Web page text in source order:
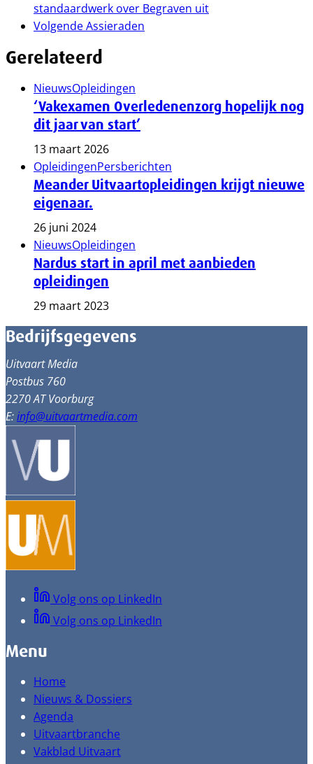
standaardwerk over Begraven uit
VolgendeAssieraden
Gerelateerd
NieuwsOpleidingen
‘Vakexamen Overledenenzorg hopelijk nog
dit jaar van start’
13 maart 2026
OpleidingenPersberichten
Meander Uitvaartopleidingen krijgt nieuwe
eigenaar.
26 juni 2024
NieuwsOpleidingen
Nardus start in april met aanbieden
opleidingen
29 maart 2023
Bedrijfsgegevens
Uitvaart Media
Postbus 760
2270 AT Voorburg
E:info@uitvaartmedia.com
Volg ons op LinkedIn
Volg ons op LinkedIn
Menu
Home
Nieuws & Dossiers
Agenda
Uitvaartbranche
Vakblad Uitvaart